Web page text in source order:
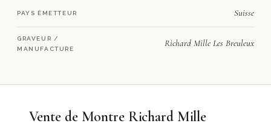
PAYS ÉMETTEUR Suisse
GRAVEUR /
MANUFACTURE
Richard Mille Les Breuleux
Vente de Montre Richard Mille